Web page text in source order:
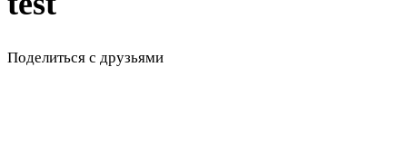
Поделиться с друзьями